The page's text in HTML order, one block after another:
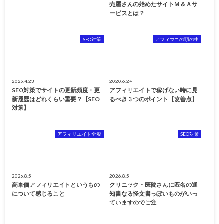
売屋さんの始めたサイトＭ＆Ａサ
ービスとは？
SEO対策
2026.4.23
SEO対策でサイトの更新頻度・更
新履歴はどれくらい重要？【SEO
対策】
アフィマニの頭の中
2020.6.24
アフィリエイトで稼げない時に見
るべき３つのポイント【改善点】
アフィリエイト全般
2026.8.5
高単価アフィリエイトというもの
について感じること
SEO対策
2026.8.5
クリニック・医院さんに匿名の通
知書なる怪文書っぽいものがいっ
ていますのでご注…